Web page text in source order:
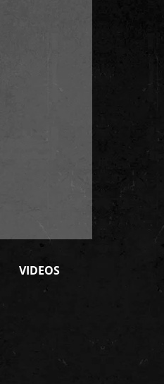
VIDEOS